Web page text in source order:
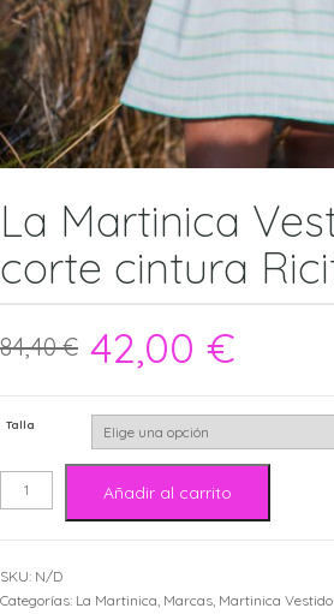
La Martinica
corte cintura
84,40€ 42,00 €
Talla
Vestido
Añadir al carrito
SKU: N/D
Categorías: La Martinica, Marcas, Martinica